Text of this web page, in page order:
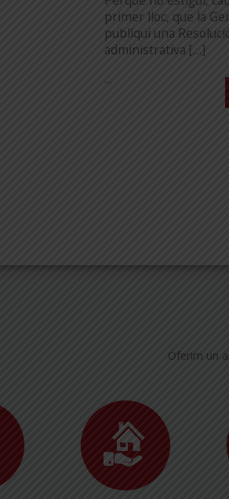
primer lloc, que la
publiqui una
administrativa […]
...
Oferim un